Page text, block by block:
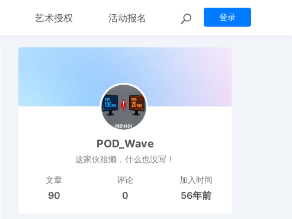
登录
艺术授权 活动报名
POD_Wave
这家伙很懒，什么也没写！
文章
90
评论
0
加入时间
56年前